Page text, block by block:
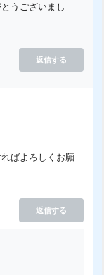
うございまし
返信する
ばよろしくお願
返信する